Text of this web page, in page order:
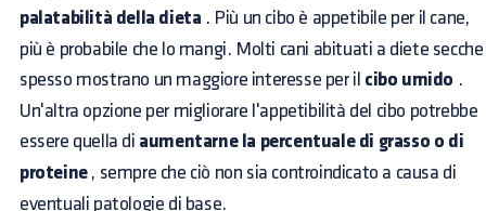
palatabilità della dieta . Più un cibo è appetibile per il cane,
più è probabile che lo mangi. Molti cani abituati a diete secche
spesso mostrano un maggiore interesse per il cibo umido .
Un'altra opzione per migliorare l'appetibilità del cibo potrebbe
essere quella di aumentarne la percentuale di grasso o di
proteine, sempre che ciò non sia controindicato a causa di
eventuali patologie di base.